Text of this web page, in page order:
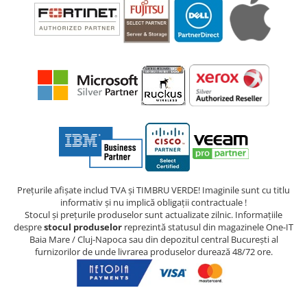
Prețurile afișate includ TVA și TIMBRU VERDE! Imaginile sunt cu titlu
informativ și nu implică obligații contractuale !
Stocul și prețurile produselor sunt actualizate zilnic. Informațiile
desprestocul produselor reprezintă statusul din magazinele One-IT
Baia Mare / Cluj-Napoca sau din depozitul central București al
furnizorilor de unde livrarea produselor durează 48/72 ore.